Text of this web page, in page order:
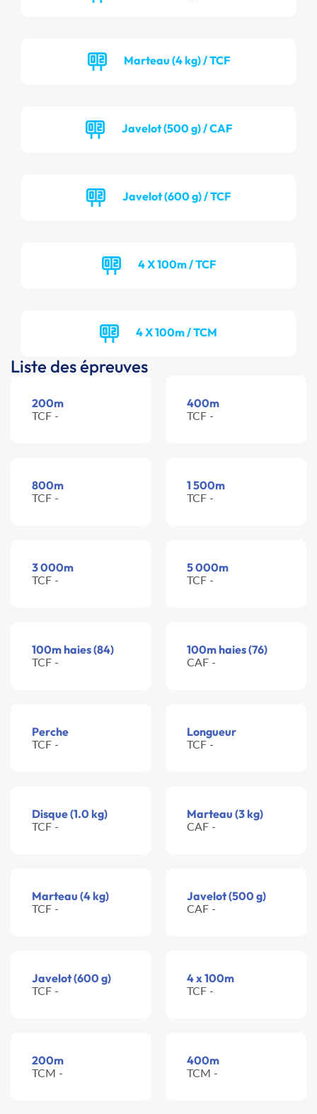
Marteau (4 kg) / TCF
Javelot (500 g) / CAF
Javelot (600 g) / TCF
4 X 100m / TCF
4 X 100m / TCM
Liste des épreuves
200m
TCF -
400m
TCF -
800m
TCF -
1 500m
TCF -
3 000m
TCF -
5 000m
TCF -
100m haies (84)
TCF -
100m haies (76)
CAF -
Perche
TCF -
Longueur
TCF -
Disque (1.0 kg)
TCF -
Marteau (3 kg)
CAF -
Marteau (4 kg)
TCF -
Javelot (500 g)
CAF -
Javelot (600 g)
TCF -
4 x 100m
TCF -
200m
TCM -
400m
TCM -